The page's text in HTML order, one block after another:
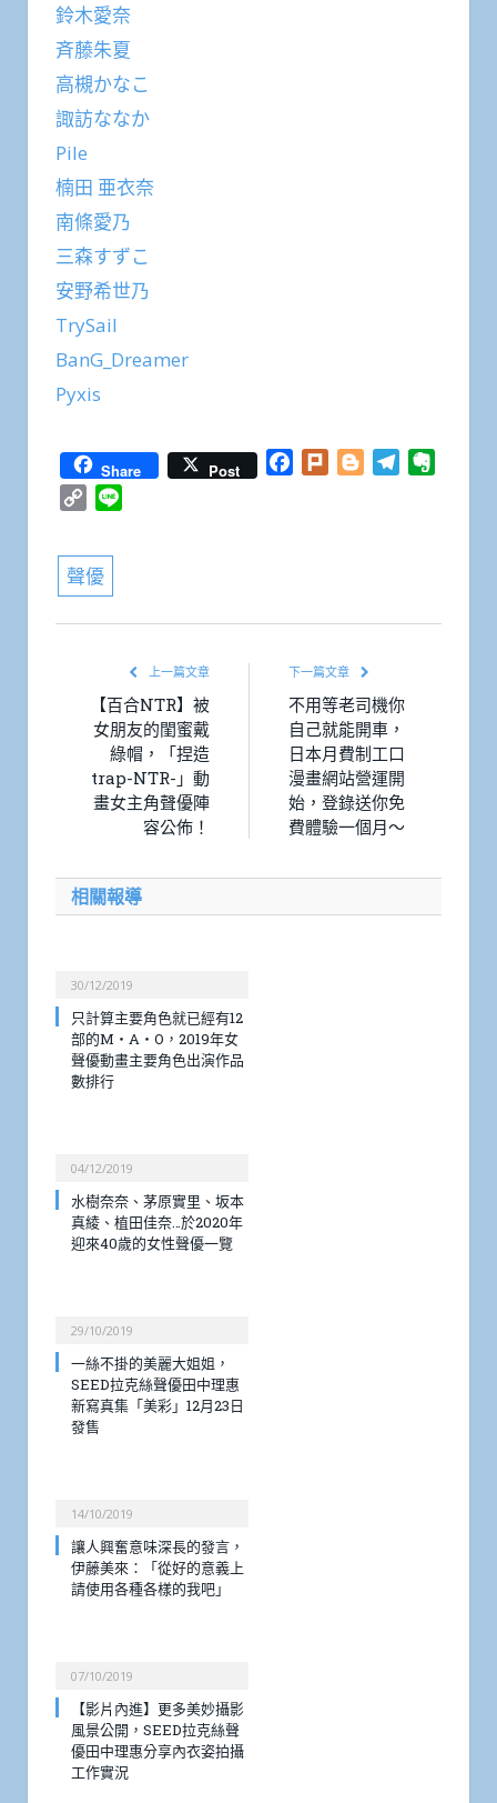
鈴木愛奈
斉藤朱夏
高槻かなこ
諏訪ななか
Pile
楠田 亜衣奈
南條愛乃
三森すずこ
安野希世乃
TrySail
BanG_Dreamer
Pyxis
Share Post Facebook
Plurk BloggerTelegram
Copy
聲優
上一篇文章
【百合NTR】被
女朋友的閨蜜戴
綠帽，「捏造
trap-NTR-」動
畫女主角聲優陣
容公佈！
下一篇文章
不用等老司機你
自己就能開車，
日本月費制工口
漫畫網站營運開
始，登錄送你免
費體驗一個月～
相關報導
30/12/2019
只計算主要角色就已經有12
部的M・A・O，2019年女
聲優動畫主要角色出演作品
數排行
04/12/2019
水樹奈奈、茅原實里、坂本
真綾、植田佳奈…於2020年
迎來40歲的女性聲優一覽
29/10/2019
一絲不掛的美麗大姐姐，
SEED拉克絲聲優田中理惠
新寫真集「美彩」12月23日
發售
14/10/2019
讓人興奮意味深長的發言，
伊藤美來：「從好的意義上
請使用各種各樣的我吧」
07/10/2019
【影片內進】更多美妙攝影
風景公開，SEED拉克絲聲
優田中理惠分享內衣姿拍攝
工作實況